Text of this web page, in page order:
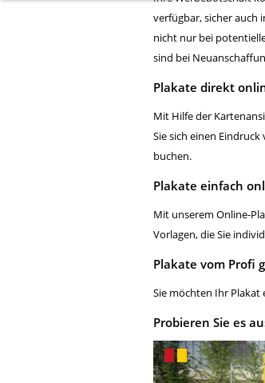
verfügbar, sicher auch
nicht nur bei
sind bei
Plakate direkt
Mit Hilfe der
Sie sich einen
buchen.
Plakate einfach
Mit unserem Online-
Vorlagen, die Sie
Plakate vom Profi
Sie möchten Ihr Plakat
Probieren Sie es